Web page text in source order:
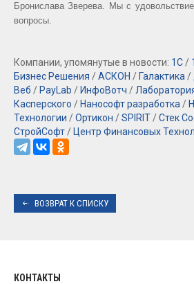
Бронислава Зверева. Мы с
вопросы.
Компании, упомянутые в новости: 1С /
Бизнес Решения /АСКОН / Галактика /
Веб / PayLab / ИнфоВотч /
Касперского / Нанософт разработка /
Технологии /Ортикон /SPIRIT /Стек
СтройСофт / Центр Финансовых
ВОЗВРАТ К СПИСКУ
КОНТАКТЫ